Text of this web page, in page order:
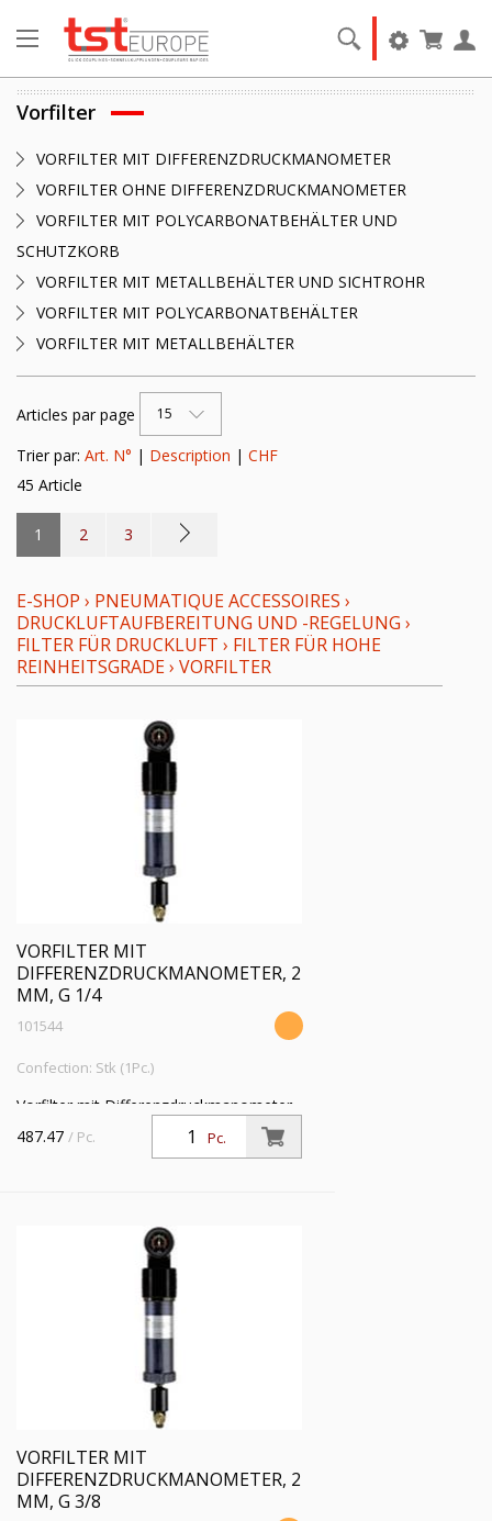
Vorfilter
VORFILTER MIT DIFFERENZDRUCKMANOMETER
VORFILTER OHNE DIFFERENZDRUCKMANOMETER
VORFILTER MIT POLYCARBONATBEHÄLTER UND
SCHUTZKORB
VORFILTER MIT METALLBEHÄLTER UND SICHTROHR
VORFILTER MIT POLYCARBONATBEHÄLTER
VORFILTER MIT METALLBEHÄLTER
Articles par page 15
Trier par: Art. N° | Description | CHF
45 Article
1 2 3
E-SHOP › PNEUMATIQUE ACCESSOIRES ›
DRUCKLUFTAUFBEREITUNG UND -REGELUNG ›
FILTER FÜR DRUCKLUFT › FILTER FÜR HOHE
REINHEITSGRADE› VORFILTER
VORFILTER MIT
DIFFERENZDRUCKMANOMETER, 2
ΜM, G 1/4
101544
Confection: Stk (1Pc.)
Vorfilter mit Differenzdruckmanometer,
2 µm, G 1/4, Eingangsdruck 4 - 16 bar,
Mediums-Umgebungstemperatur 5 °C
Pc.
487.47 / Pc.
VORFILTER MIT
DIFFERENZDRUCKMANOMETER, 2
ΜM, G 3/8